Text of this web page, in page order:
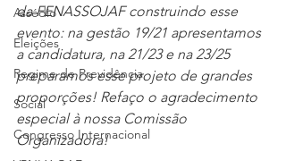
Assédio
Eleições
Regime de Previdência
Social
Congresso Internacional
da FENASSOJAF construindo esse
evento: na gestão 19/21 apresentamos
a candidatura, na 21/23 e na 23/25
preparamos esse projeto de grandes
proporções! Refaço o agradecimento
especial à nossa Comissão
Organizadora!